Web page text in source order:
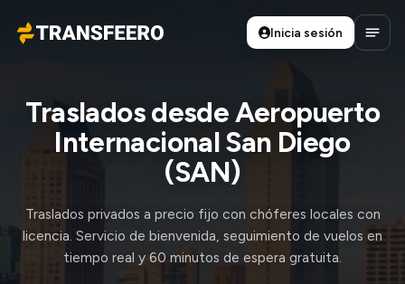
Transfeero
Inicia sesión
Abrir
Traslados desde Aeropuerto
Internacional San Diego
(SAN)
Traslados privados a precio fijo con chóferes locales con
licencia. Servicio de bienvenida, seguimiento de vuelos en
tiempo real y 60 minutos de espera gratuita.